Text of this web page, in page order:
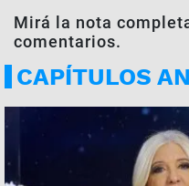
Mirá la nota
comentarios.
CAPÍTULOS